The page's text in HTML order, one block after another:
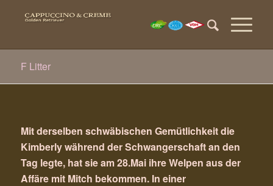
F Litter
Mit derselben schwäbischen Gemütlichkeit die
Kimberly während der Schwangerschaft an den
Tag legte, hat sie am 28.Mai ihre Welpen aus der
Affäre mit Mitch bekommen. In einer